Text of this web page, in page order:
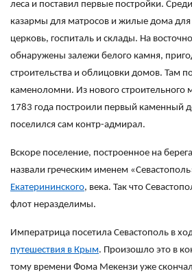
леса и поставил первые постройки.
казармы для матросов и жилые дома
церковь, госпиталь и склады. На
обнаружены залежи белого камня,
строительства и облицовки домов. Там
каменоломни. Из нового строительного
1783 года построили первый каменный
поселился сам контр-адмирал.
Вскоре поселение, построенное на
назвали греческим именем
Екатерининского, века. Так что
флот неразделимы.
Императрица посетила Севастополь в
путешествия в Крым. Произошло это в
тому времени Фома Мекензи уже